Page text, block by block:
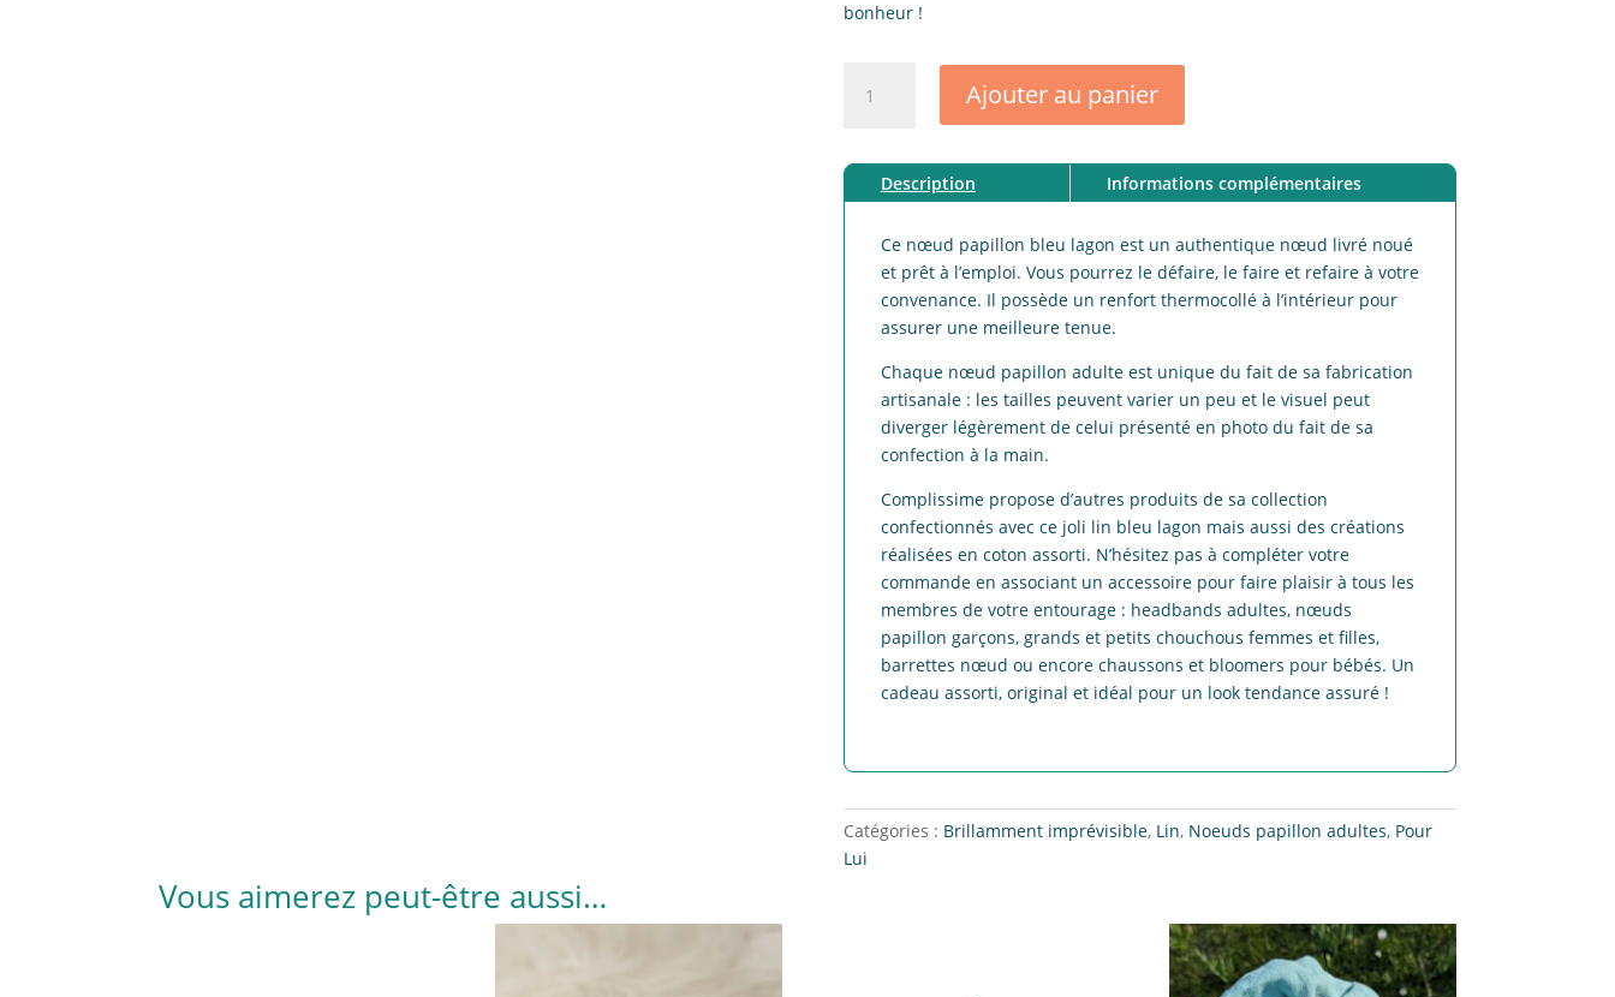
bonheur !
adulte
prévisible
lagon
Ajouter au panier
Description Informations complémentaires
Ce nœud papillon bleu lagon est un authentique nœud livré noué
et prêt à l’emploi. Vous pourrez le défaire, le faire et refaire à votre
convenance. Il possède un renfort thermocollé à l’intérieur pour
assurer une meilleure tenue.
Chaque nœud papillon adulte est unique du fait de sa fabrication
artisanale : les tailles peuvent varier un peu et le visuel peut
diverger légèrement de celui présenté en photo du fait de sa
confection à la main.
Complissime propose d’autres produits de sa collection
confectionnés avec ce joli lin bleu lagon mais aussi des créations
réalisées en coton assorti. N’hésitez pas à compléter votre
commande en associant un accessoire pour faire plaisir à tous les
membres de votre entourage : headbands adultes, nœuds
papillon garçons, grands et petits chouchous femmes et filles,
barrettes nœud ou encore chaussons et bloomers pour bébés. Un
cadeau assorti, original et idéal pour un look tendance assuré !
Catégories : Brillamment imprévisible, Lin, Noeuds papillon adultes, Pour
Lui
Vous aimerez peut-être aussi…